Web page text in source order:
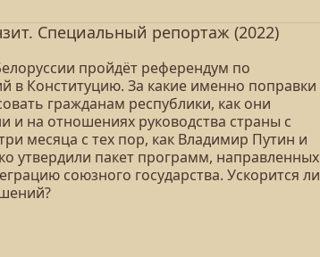
Специальный репортаж (2022)
пройдёт референдум по
в Конституцию. За какие именно поправки
гражданам республики, как они
и на отношениях руководства страны с
месяца с тех пор, как Владимир Путин и
утвердили пакет программ, направленных
союзного государства. Ускорится ли